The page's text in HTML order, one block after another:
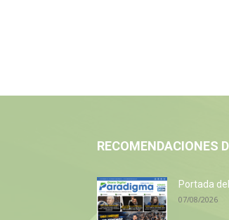
RECOMENDACIONES
Portada
07/08/2026